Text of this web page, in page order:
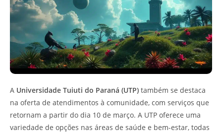
A Universidade Tuiuti do Paraná (UTP) também se destaca
na oferta de atendimentos à comunidade, com serviços que
retornam a partir do dia 10 de março. A UTP oferece uma
variedade de opções nas áreas de saúde e bem-estar, todas